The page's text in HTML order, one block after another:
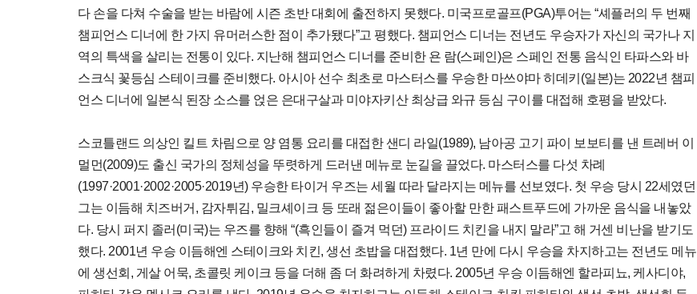
다 손을 다쳐 수술을 받는 바람에 시즌 초반 대회에 출전하지 못했다. 미국프로골프(PGA)투어는 “셰플러의 두 번째
챔피언스 디너에 한 가지 유머러스한 점이 추가됐다”고 평했다. 챔피언스 디너는 전년도 우승자가 자신의 국가나 지
역의 특색을 살리는 전통이 있다. 지난해 챔피언스 디너를 준비한 욘 람(스페인)은 스페인 전통 음식인 타파스와 바
스크식 꽃등심 스테이크를 준비했다. 아시아 선수 최초로 마스터스를 우승한 마쓰야마 히데키(일본)는 2022년 챔피
언스 디너에 일본식 된장 소스를 얹은 은대구살과 미야자키산 최상급 와규 등심 구이를 대접해 호평을 받았다.
스코틀랜드 의상인 킬트 차림으로 양 염통 요리를 대접한 샌디 라일(1989), 남아공 고기 파이 보보티를 낸 트레버 이
멀먼(2009)도 출신 국가의 정체성을 뚜렷하게 드러낸 메뉴로 눈길을 끌었다. 마스터스를 다섯 차례
(1997·2001·2002·2005·2019년) 우승한 타이거 우즈는 세월 따라 달라지는 메뉴를 선보였다. 첫 우승 당시 22세였던
그는 이듬해 치즈버거, 감자튀김, 밀크셰이크 등 또래 젊은이들이 좋아할 만한 패스트푸드에 가까운 음식을 내놓았
다. 당시 퍼지 졸러(미국)는 우즈를 향해 “(흑인들이 즐겨 먹던) 프라이드 치킨을 내지 말라”고 해 거센 비난을 받기도
했다. 2001년 우승 이듬해엔 스테이크와 치킨, 생선 초밥을 대접했다. 1년 만에 다시 우승을 차지하고는 전년도 메뉴
에 생선회, 게살 어묵, 초콜릿 케이크 등을 더해 좀 더 화려하게 차렸다. 2005년 우승 이듬해엔 할라피뇨, 케사디야,